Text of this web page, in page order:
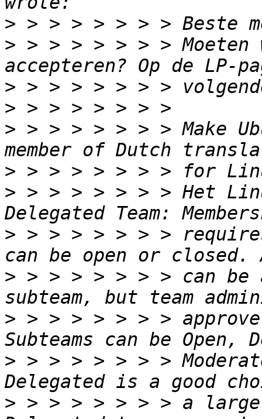
>
> > > > > > > >
>
>
> > > > > > > > Make
>
> > > > > > > > Het
> > > > > > > >
> > > > > > > > can be
> > > > > > > >
> > > > > > > >
> > > > > > > > a